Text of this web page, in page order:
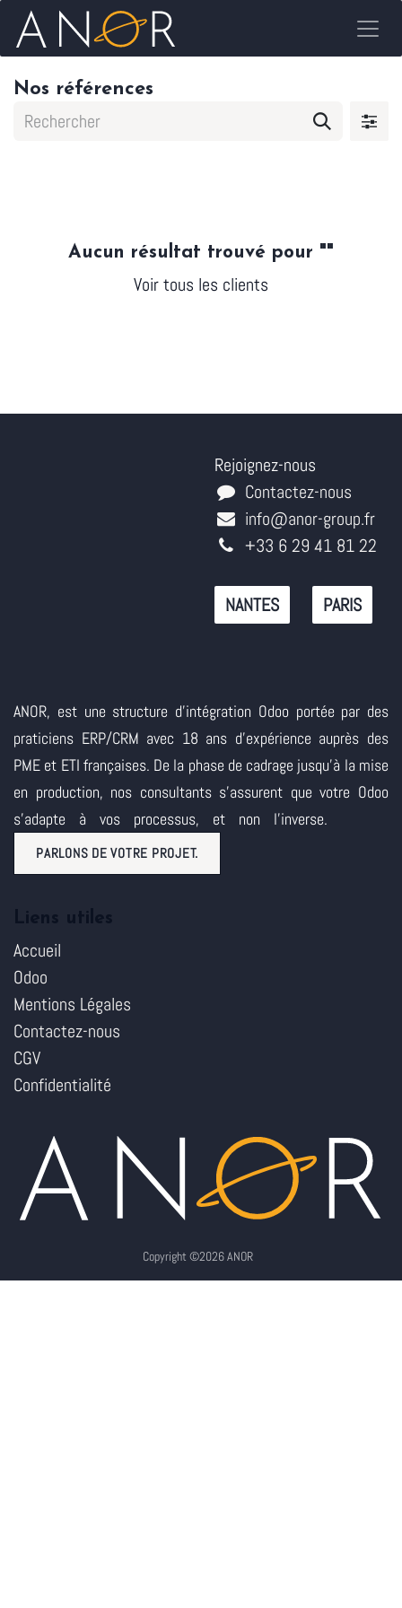
Se rendre au contenu
Nos références
Aucun résultat trouvé pour ""
Voir tous les clients
Rejoignez-nous
Contactez-nous
info@anor-group.fr
+33 6 29 41 81 22
NANTES PARIS
ANOR, est une structure d'intégration Odoo portée par des
praticiens ERP/CRM avec 18 ans d'expérience auprès des
PME et ETI françaises. De la phase de cadrage jusqu'à la mise
en production, nos consultants s'assurent que votre Odoo
s'adapte à vos processus, et non l'inverse.
PARLONS DE VOTRE PROJET.
Accueil
Odoo
Mentions Légales
Contactez-nous
CGV
Confidentialité
Copyright ©2026 ANOR